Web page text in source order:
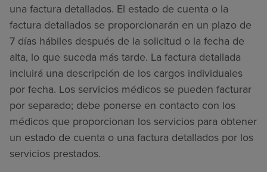
una factura detallados. El estado de cuenta o la
factura detallados se proporcionarán en un plazo de
7 días hábiles después de la solicitud o la fecha de
alta, lo que suceda más tarde. La factura detallada
incluirá una descripción de los cargos individuales
por fecha. Los servicios médicos se pueden facturar
por separado; debe ponerse en contacto con los
médicos que proporcionan los servicios para obtener
un estado de cuenta o una factura detallados por los
servicios prestados.